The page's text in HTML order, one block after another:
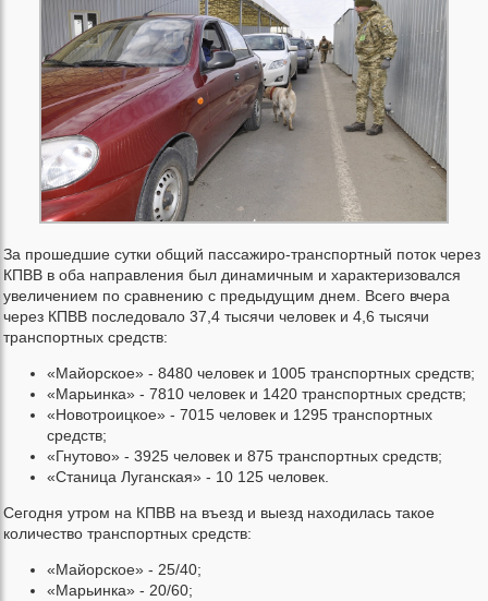
За прошедшие сутки общий пассажиро-транспортный поток через
КПВВ в оба направления был динамичным и характеризовался
увеличением по сравнению с предыдущим днем. Всего вчера
через КПВВ последовало 37,4 тысячи человек и 4,6 тысячи
транспортных средств:
«Майорское» - 8480 человек и 1005 транспортных средств;
«Марьинка» - 7810 человек и 1420 транспортных средств;
«Новотроицкое» - 7015 человек и 1295 транспортных
средств;
«Гнутово» - 3925 человек и 875 транспортных средств;
«Станица Луганская» - 10 125 человек.
Сегодня утром на КПВВ на въезд и выезд находилась такое
количество транспортных средств:
«Майорское» - 25/40;
«Марьинка» - 20/60;